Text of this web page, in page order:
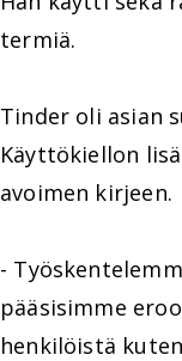
termiä.
Tinder oli asian
Käyttökiellon
avoimen kirjeen.
-
pääsisimme
henkilöistä